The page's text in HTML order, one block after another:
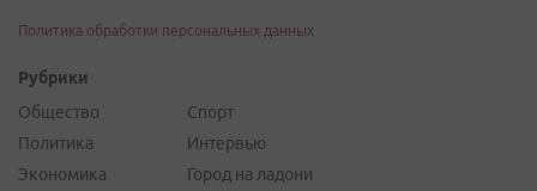
Политика обработки персональных данных
Рубрики
Общество
Политика
Экономика
Спорт
Интервью
Город на ладони